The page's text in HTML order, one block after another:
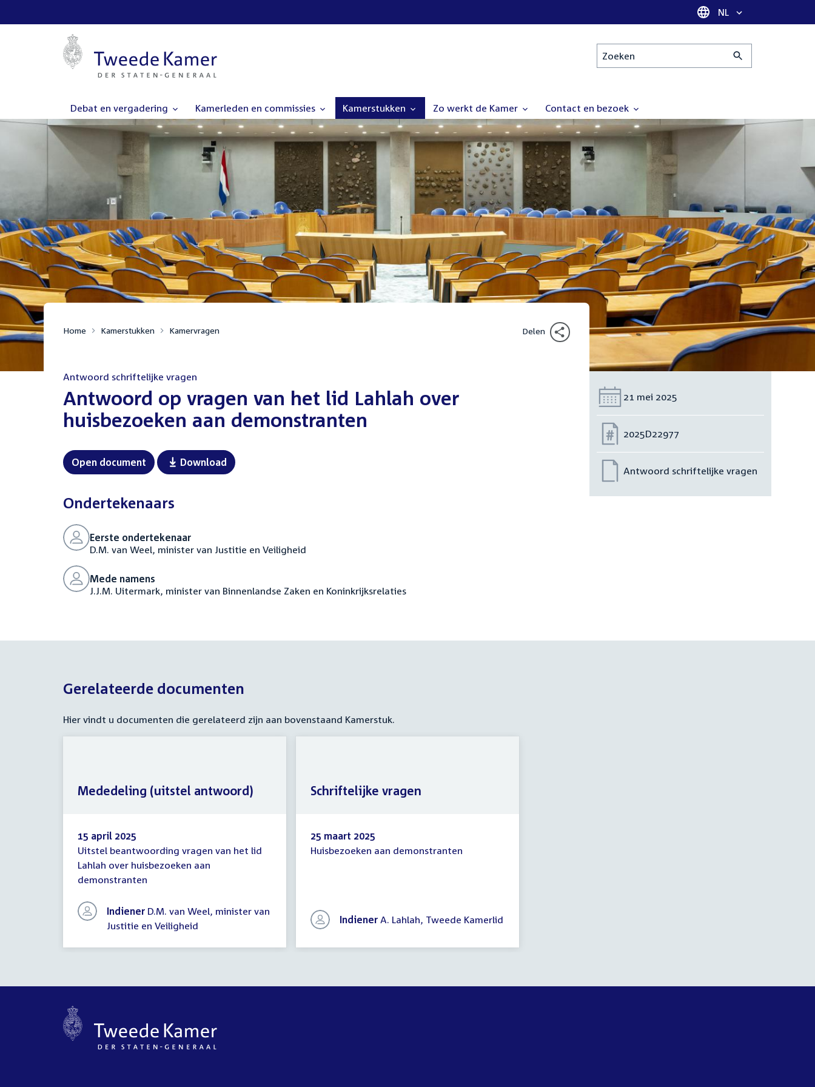
Taal selectie
NL
Zoeken
Debat en vergadering Kamerleden en commissies Kamerstukken Zo werkt de Kamer Contact en bezoek
Home Kamerstukken Kamervragen Delen
Antwoord schriftelijke vragen
Antwoord op vragen van het lid Lahlah over
huisbezoeken aan demonstranten
Open document Download
Ondertekenaars
Eerste ondertekenaar
D.M. van Weel, minister van Justitie en Veiligheid
Mede namens
J.J.M. Uitermark, minister van Binnenlandse Zaken en Koninkrijksrelaties
Datum:
21 mei 2025
Nummer:
2025D22977
Antwoord schriftelijke vragen
Gerelateerde documenten
Hier vindt u documenten die gerelateerd zijn aan bovenstaand Kamerstuk.
Mededeling
(uitstel
antwoord)
15 april 2025
Uitstel beantwoording vragen van het lid
Lahlah over huisbezoeken aan
demonstranten
Indiener D.M. van Weel, minister van
Justitie en Veiligheid
Mededeling (uitstel antwoord)
Schriftelijke
25 maart 2025
Huisbezoeken aan demonstranten
Indiener A. Lahlah, Tweede Kamerlid
Schriftelijke vragen